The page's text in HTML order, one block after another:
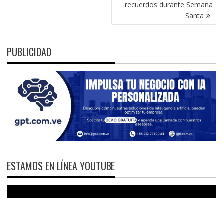
recuerdos durante Semana
Santa
PUBLICIDAD
ESTAMOS EN LÍNEA YOUTUBE